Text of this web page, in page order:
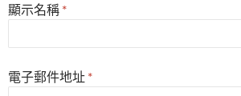
顯示名稱 *
電子郵件地址 *